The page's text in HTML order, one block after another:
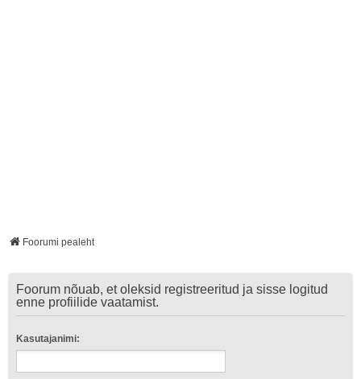
Foorumi pealeht
Foorum nõuab, et oleksid registreeritud ja sisse logitud
enne profiilide vaatamist.
Kasutajanimi: